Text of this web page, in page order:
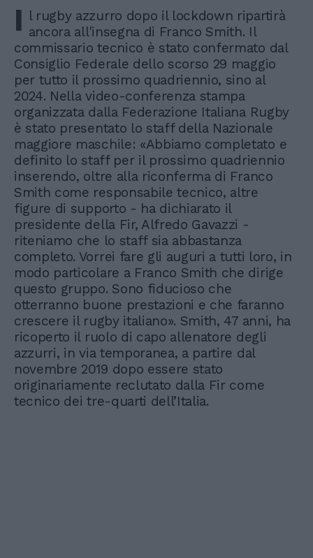
I l rugby azzurro dopo il lockdown ripartirà
ancora all'insegna di Franco Smith. Il
commissario tecnico è stato confermato dal
Consiglio Federale dello scorso 29 maggio
per tutto il prossimo quadriennio, sino al
2024. Nella video-conferenza stampa
organizzata dalla Federazione Italiana Rugby
è stato presentato lo staff della Nazionale
maggiore maschile: «Abbiamo completato e
definito lo staff per il prossimo quadriennio
inserendo, oltre alla riconferma di Franco
Smith come responsabile tecnico, altre
figure di supporto - ha dichiarato il
presidente della Fir, Alfredo Gavazzi -
riteniamo che lo staff sia abbastanza
completo. Vorrei fare gli auguri a tutti loro, in
modo particolare a Franco Smith che dirige
questo gruppo. Sono fiducioso che
otterranno buone prestazioni e che faranno
crescere il rugby italiano». Smith, 47 anni, ha
ricoperto il ruolo di capo allenatore degli
azzurri, in via temporanea, a partire dal
novembre 2019 dopo essere stato
originariamente reclutato dalla Fir come
tecnico dei tre-quarti dell’Italia.